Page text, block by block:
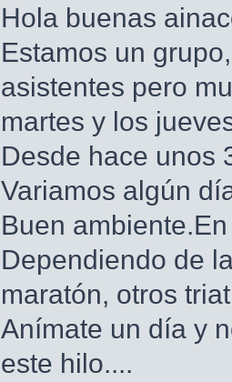
Hola buenas
Estamos un
asistentes pero
martes y los
Desde hace unos
Variamos algún
Buen
Dependiendo de
maratón, otros
Anímate un día y
este hilo....